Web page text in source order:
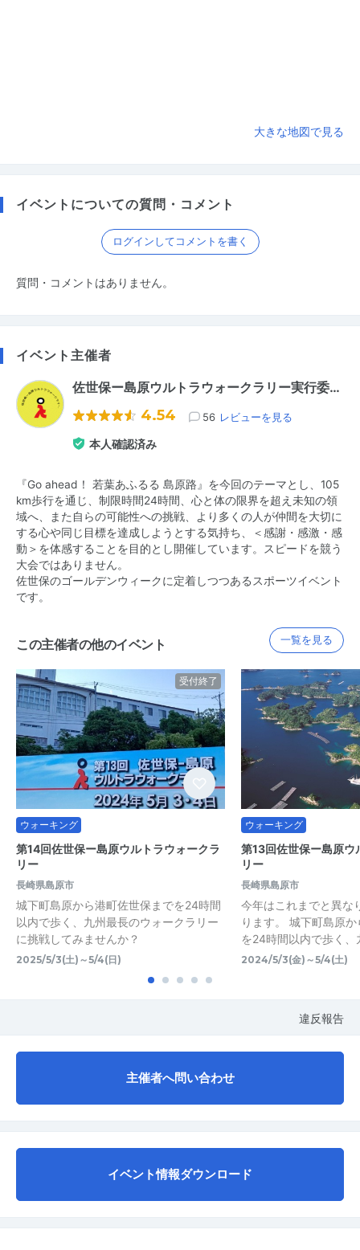
大きな地図で見る
イベントについての質問・コメント
ログインしてコメントを書く
質問・コメントはありません。
イベント主催者
佐世保ー島原ウルトラウォークラリー実行委…
4.54 56 レビューを見る
本人確認済み
『Go ahead！ 若葉あふるる 島原路』を今回のテーマとし、105
km歩行を通じ、制限時間24時間、心と体の限界を超え未知の領
域へ、また自らの可能性への挑戦、より多くの人が仲間を大切に
する心や同じ目標を達成しようとする気持ち、＜感謝・感激・感
動＞を体感することを目的とし開催しています。スピードを競う
大会ではありません。
佐世保のゴールデンウィークに定着しつつあるスポーツイベント
です。
この主催者の他のイベント 一覧を見る
受付終了
ウォーキング
第14回佐世保ー島原ウルトラウォークラ
リー
長崎県島原市
城下町島原から港町佐世保までを24時間
以内で歩く、九州最長のウォークラリー
に挑戦してみませんか？
2025/5/3(土)～5/4(日)
ウォーキング
第13回佐世保ー島原ウ
リー
長崎県島原市
今年はこれまでと異な
ります。 城下町島原
を24時間以内で歩く
2024/5/3(金)～5/4(土)
違反報告
主催者へ問い合わせ
イベント情報ダウンロード